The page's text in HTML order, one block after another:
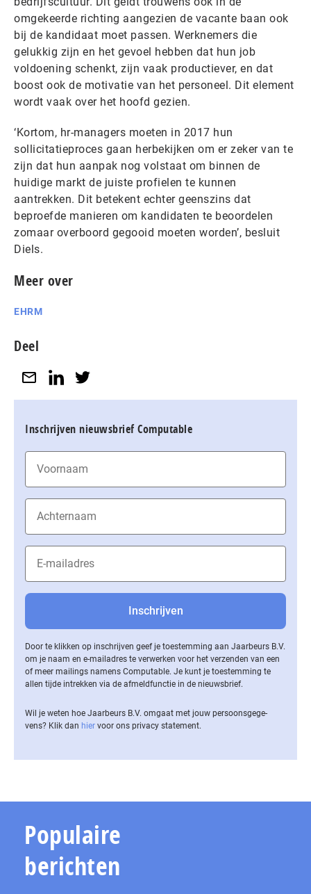
omgekeerde richting aangezien de vacante baan ook
bij de kandidaat moet passen. Werknemers die
gelukkig zijn en het gevoel hebben dat hun job
voldoening schenkt, zijn vaak productiever, en dat
boost ook de motivatie van het personeel. Dit element
wordt vaak over het hoofd gezien.
‘Kortom, hr-managers moeten in 2017 hun
sollicitatieproces gaan herbekijken om er zeker van te
zijn dat hun aanpak nog volstaat om binnen de
huidige markt de juiste profielen te kunnen
aantrekken. Dit betekent echter geenszins dat
beproefde manieren om kandidaten te beoordelen
zomaar overboord gegooid moeten worden’, besluit
Diels.
Meer over
EHRM
Deel
Inschrijven nieuwsbrief Computable
Door te klikken op inschrijven geef je toestemming aan Jaarbeurs B.V.
om je naam en e-mailadres te verwerken voor het verzenden van een
of meer mailings namens Computable. Je kunt je toestemming te
allen tijde intrekken via de af­meld­func­tie in de nieuwsbrief.
Wil je weten hoe Jaarbeurs B.V. omgaat met jouw per­soons­ge­ge­
vens? Klik dan hier voor ons privacy statement.
Populaire
berichten